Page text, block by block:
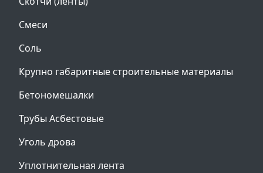
Смеси
Соль
Крупно габаритные строительные материалы
Бетономешалки
Трубы Асбестовые
Уголь дрова
Уплотнительная лента